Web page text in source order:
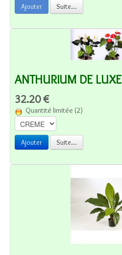
Ajouter Suite...
ANTHURIUM DE LUXE
32.20 €
Quantité limitée (2)
Ajouter Suite...